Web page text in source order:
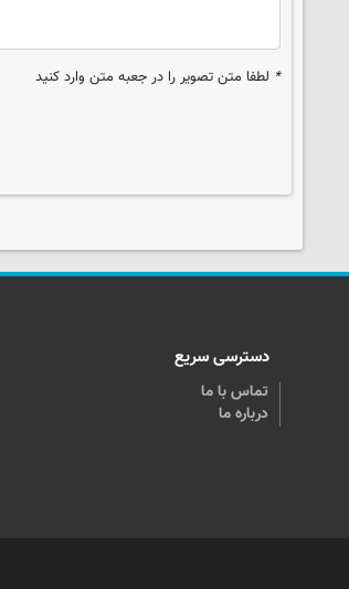
* لطفا متن تصویر را در جعبه متن وارد کنید
دسترسی سریع
تماس با ما
درباره ما